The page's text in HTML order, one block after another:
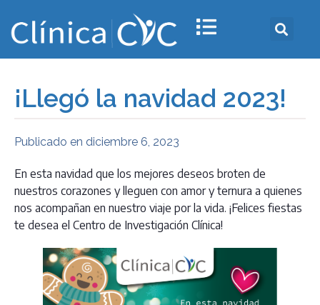
¡Llegó la navidad 2023!
Publicado en diciembre 6, 2023
En esta navidad que los mejores deseos broten de
nuestros corazones y lleguen con amor y ternura a quienes
nos acompañan en nuestro viaje por la vida. ¡Felices fiestas
te desea el Centro de Investigación Clínica!